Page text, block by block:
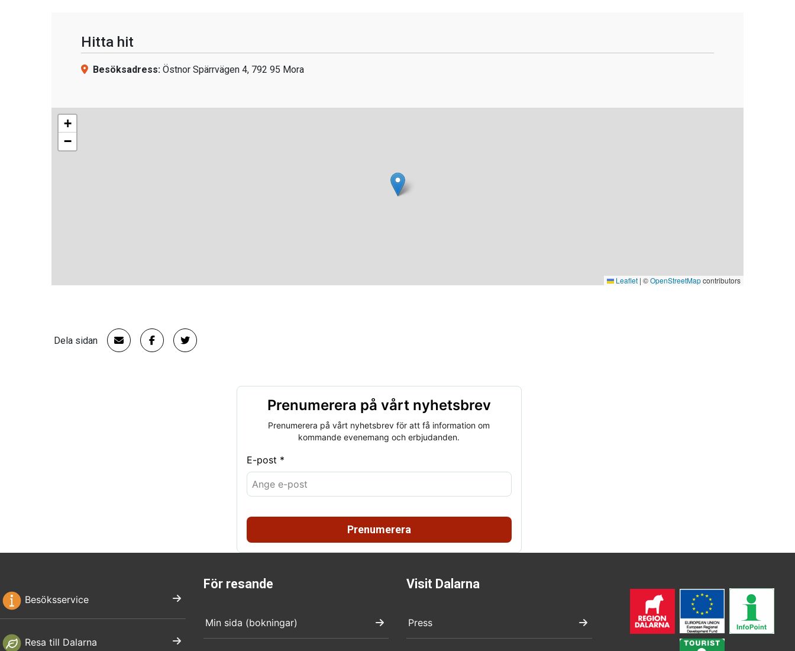
Hitta hit
Besöksadress: Östnor Spärrvägen 4, 792 95 Mora
+
−
Leaflet | ©OpenStreetMapcontributors
Dela sidan
Prenumerera på vårt nyhetsbrev
Prenumerera på vårt nyhetsbrev för att få information om
kommande evenemang och erbjudanden.
E-post *
Prenumerera
Besöksservice
Resa till Dalarna
För resande
Min sida (bokningar)
Visit Dalarna
Press